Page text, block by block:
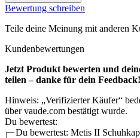
Bewertung schreiben
Teile deine Meinung mit anderen
Kundenbewertungen
Jetzt Produkt bewerten und
teilen – danke für dein Feedback!
Hinweis: „Verifizierter Käufer“
über vaude.com bestätigt wurde.
Du bewertest:
Du bewertest: Metis II